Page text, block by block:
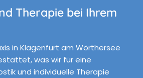
Therapie bei Ihrem
in Klagenfurt am Wörthersee
was wir für eine
und individuelle Therapie